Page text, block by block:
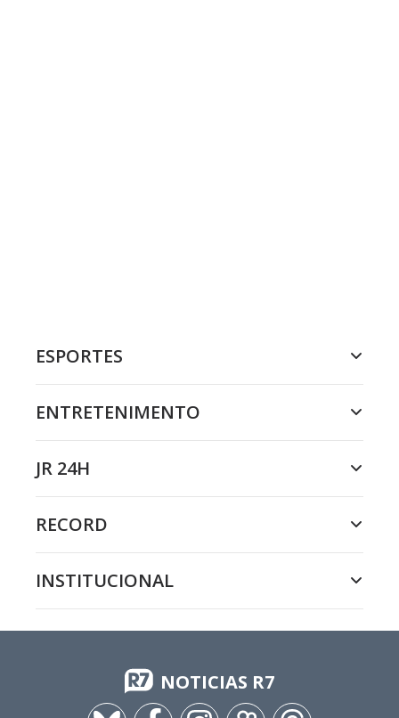
ESPORTES
ENTRETENIMENTO
JR 24H
RECORD
INSTITUCIONAL
NOTICIAS R7